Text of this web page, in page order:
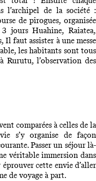
l’archipel de la société :
de pirogues, organisée
jours Huahine, Raiatea,
Il faut assister à une messe
les habitants sont tous
l’observation des
comparées à celles de la
s’y organise de façon
Passer un séjour là-
véritable immersion dans
cette envie d’aller
de voyage à part.